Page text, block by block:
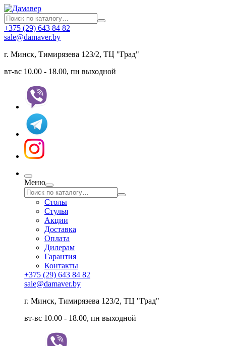
+375 (29) 643 84 82
sale@damaver.by
г. Минск, Тимирязева 123/2, ТЦ "Град"
вт-вс 10.00 - 18.00, пн выходной
Меню
Столы
Стулья
Акции
Доставка
Оплата
Дилерам
Гарантия
Контакты
+375 (29) 643 84 82
sale@damaver.by
г. Минск, Тимирязева 123/2, ТЦ "Град"
вт-вс 10.00 - 18.00, пн выходной